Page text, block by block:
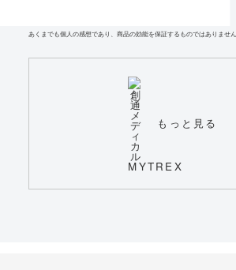
あくまでも個人の感想であり、商品の効能を保証するものではありません
もっと見る